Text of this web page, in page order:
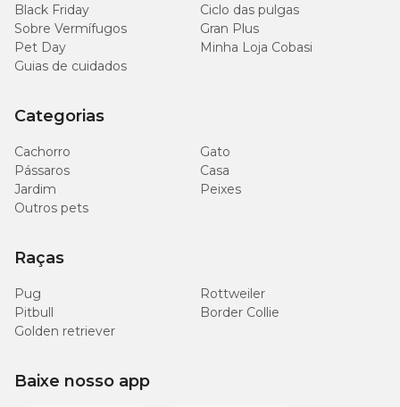
Black Friday
Ciclo das pulgas
Sobre Vermífugos
Gran Plus
Pet Day
Minha Loja Cobasi
Guias de cuidados
Categorias
Cachorro
Gato
Pássaros
Casa
Jardim
Peixes
Outros pets
Raças
Pug
Rottweiler
Pitbull
Border Collie
Golden retriever
Baixe nosso app